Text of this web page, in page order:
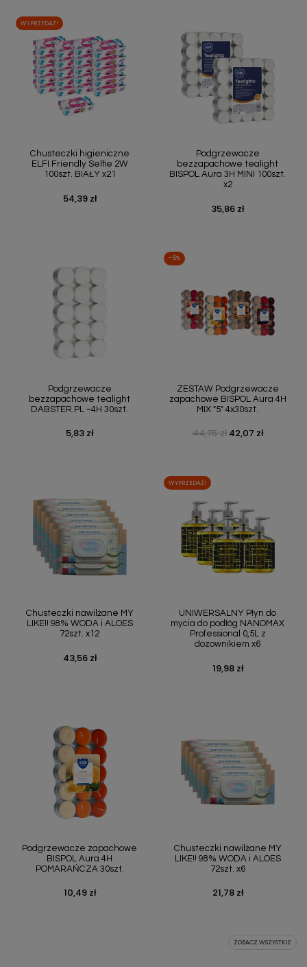
Chusteczki higieniczne
ELFI Friendly Selfie 2W
100szt. BIAŁY x21
Cena
54,39 zł
WYPRZEDAŻ!
Podgrzewacze
bezzapachowe tealight
BISPOL Aura 3H MINI 100szt.
x2
Cena
35,86 zł
Podgrzewacze
bezzapachowe tealight
DABSTER.PL ~4H 30szt.
Cena
5,83 zł
ZESTAW Podgrzewacze
zapachowe BISPOL Aura 4H
MIX "5" 4x30szt.
Cena podstawowa
44,76 zł Cena
42,07 zł
-6%
Chusteczki nawilżane MY
LIKE!! 98% WODA i ALOES
72szt. x12
Cena
43,56 zł
UNIWERSALNY Płyn do
mycia do podłóg NANOMAX
Professional 0,5L z
dozownikiem x6
Cena
19,98 zł
WYPRZEDAŻ!
Podgrzewacze zapachowe
BISPOL Aura 4H
POMARAŃCZA 30szt.
Cena
10,49 zł
Chusteczki nawilżane MY
LIKE!! 98% WODA i ALOES
72szt. x6
Cena
21,78 zł
ZOBACZ WSZYSTKIE